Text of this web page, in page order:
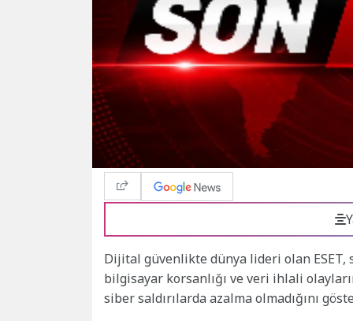
Dijital güvenlikte dünya lideri olan ESET,
bilgisayar korsanlığı ve veri ihlali
siber saldırılarda azalma olmadığını